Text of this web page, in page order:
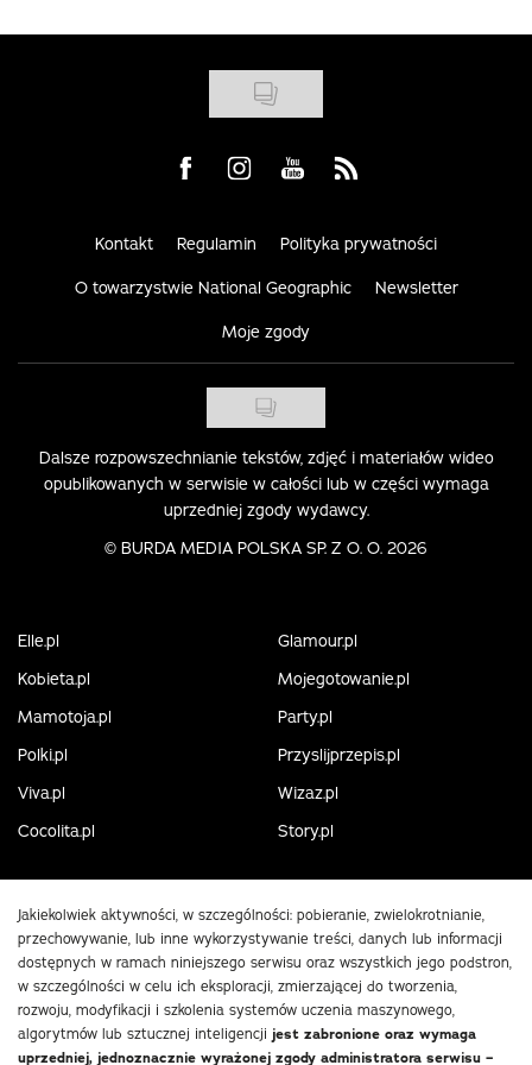
Visit us on Facebook
Visit us on Instagram
Visit us on Youtube
Visit us on Rss
Kontakt Regulamin Polityka prywatności
O towarzystwie National Geographic Newsletter
Moje zgody
Dalsze rozpowszechnianie tekstów, zdjęć i materiałów wideo
opublikowanych w serwisie w całości lub w części wymaga
uprzedniej zgody wydawcy.
© BURDA MEDIA POLSKA SP. Z O. O. 2026
Elle.pl
Glamour.pl
Kobieta.pl
Mojegotowanie.pl
Mamotoja.pl
Party.pl
Polki.pl
Przyslijprzepis.pl
Viva.pl
Wizaz.pl
Cocolita.pl
Story.pl
Jakiekolwiek aktywności, w szczególności: pobieranie, zwielokrotnianie,
przechowywanie, lub inne wykorzystywanie treści, danych lub informacji
dostępnych w ramach niniejszego serwisu oraz wszystkich jego podstron,
w szczególności w celu ich eksploracji, zmierzającej do tworzenia,
rozwoju, modyfikacji i szkolenia systemów uczenia maszynowego,
algorytmów lub sztucznej inteligencji jest zabronione oraz wymaga
uprzedniej, jednoznacznie wyrażonej zgody administratora serwisu –